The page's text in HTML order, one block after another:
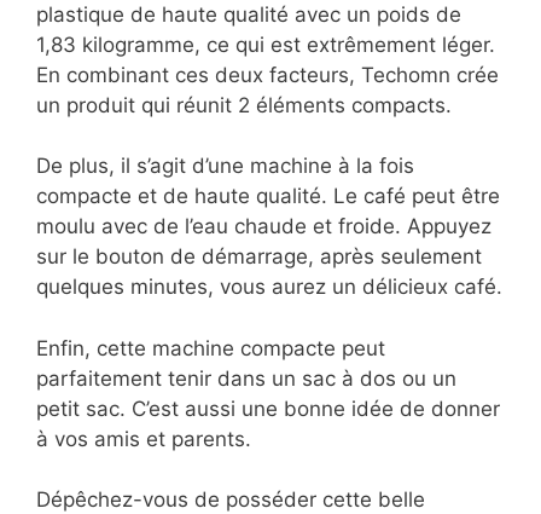
plastique de haute qualité avec un poids de
1,83 kilogramme, ce qui est extrêmement léger.
En combinant ces deux facteurs, Techomn crée
un produit qui réunit 2 éléments compacts.
De plus, il s’agit d’une machine à la fois
compacte et de haute qualité. Le café peut être
moulu avec de l’eau chaude et froide. Appuyez
sur le bouton de démarrage, après seulement
quelques minutes, vous aurez un délicieux café.
Enfin, cette machine compacte peut
parfaitement tenir dans un sac à dos ou un
petit sac. C’est aussi une bonne idée de donner
à vos amis et parents.
Dépêchez-vous de posséder cette belle